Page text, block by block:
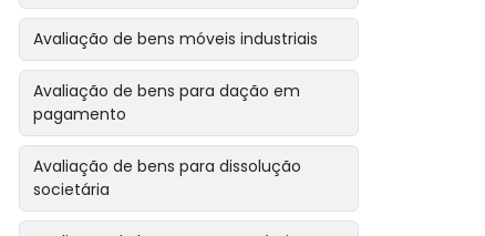
Avaliação de bens móveis industriais
Avaliação de bens para dação em
pagamento
Avaliação de bens para dissolução
societária